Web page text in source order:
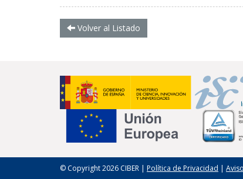
Volver al Listado
© Copyright 2026 CIBER | Política de Privacidad |